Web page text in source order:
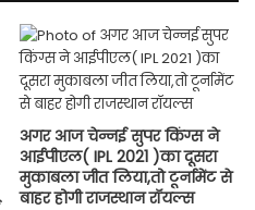
अगर आज चेन्नई सुपर किंग्स ने
आईपीएल( IPL 2021 )का दूसरा
मुकाबला जीत लिया,तो टूर्नामेंट से
बाहर होगी राजस्थान रॉयल्स